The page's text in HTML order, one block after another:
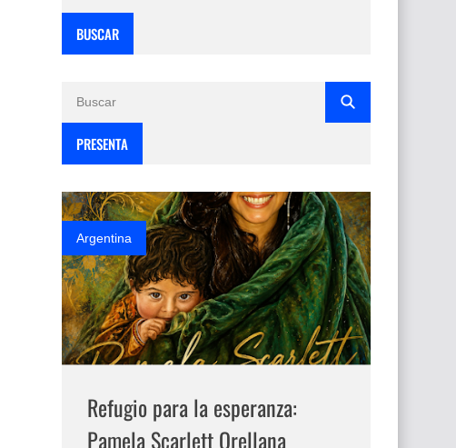
BUSCAR
PRESENTA
Argentina
Refugio para la esperanza:
Pamela Scarlett Orellana